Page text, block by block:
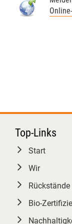
​Die
Top-Links
Start
Wir
Rückstände
Bio-